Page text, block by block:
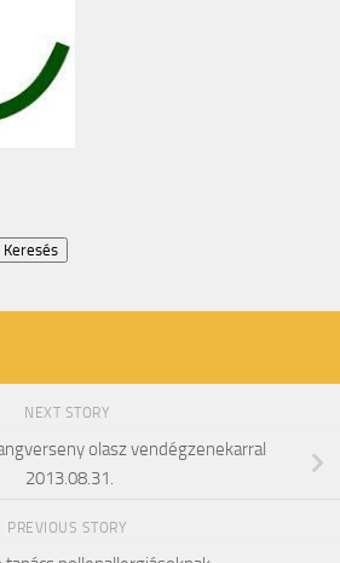
Keresés
NEXT STORY
olasz vendégzenekarral
2013.08.31.
PREVIOUS STORY